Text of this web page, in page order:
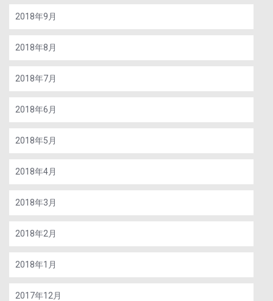
2018年9月
2018年8月
2018年7月
2018年6月
2018年5月
2018年4月
2018年3月
2018年2月
2018年1月
2017年12月